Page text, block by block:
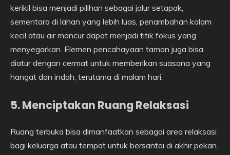
kerikil bisa menjadi pilihan sebagai jalur setapak,
sementara di lahan yang lebih luas, penambahan kolam
kecil atau air mancur dapat menjadi titik fokus yang
menyegarkan. Elemen pencahayaan taman juga bisa
diatur dengan cermat untuk memberikan suasana yang
hangat dan indah, terutama di malam hari.
5. Menciptakan Ruang Relaksasi
Ruang terbuka bisa dimanfaatkan sebagai area relaksasi
bagi keluarga atau tempat untuk bersantai di akhir pekan.